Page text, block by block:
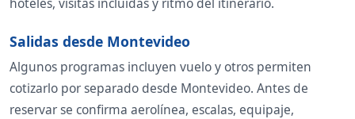
Salidas desde Montevideo
Algunos programas incluyen vuelo y otros permiten
cotizarlo por separado desde Montevideo. Antes de
reservar se confirma aerolínea, escalas, equipaje,